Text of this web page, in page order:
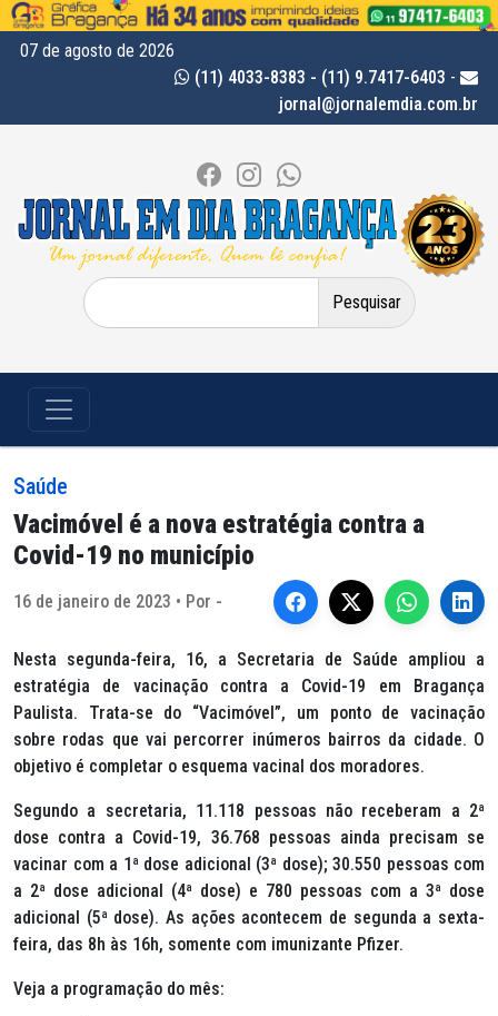
07 de agosto de 2026
(11) 4033-8383 - (11) 9.7417-6403 -
jornal@jornalemdia.com.br
Pesquisar
por:
Saúde
Vacimóvel é a nova estratégia contra a
Covid-19 no município
16 de janeiro de 2023 • Por -
Nesta segunda-feira, 16, a Secretaria de Saúde ampliou a
estratégia de vacinação contra a Covid-19 em Bragança
Paulista. Trata-se do “Vacimóvel”, um ponto de vacinação
sobre rodas que vai percorrer inúmeros bairros da cidade. O
objetivo é completar o esquema vacinal dos moradores.
Segundo a secretaria, 11.118 pessoas não receberam a 2ª
dose contra a Covid-19, 36.768 pessoas ainda precisam se
vacinar com a 1ª dose adicional (3ª dose); 30.550 pessoas com
a 2ª dose adicional (4ª dose) e 780 pessoas com a 3ª dose
adicional (5ª dose). As ações acontecem de segunda a sexta-
feira, das 8h às 16h, somente com imunizante Pfizer.
Veja a programação do mês: